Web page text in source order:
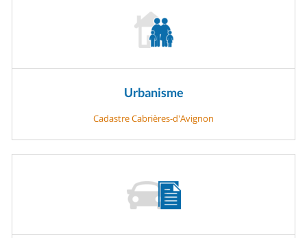
Urbanisme
Cadastre Cabrières-d'Avignon